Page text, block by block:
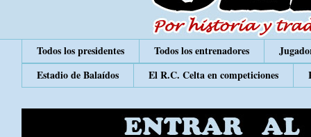
Todos los presidentes Todos los entrenadores
Estadio de Balaídos
El R.C. Celta en competiciones